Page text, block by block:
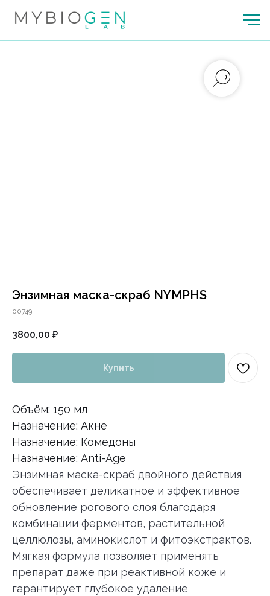
Энзимная маска-скраб NYMPHS
00749
3800,00 ₽
Купить
Энзимная маска-скраб двойного действия
обеспечивает деликатное и эффективное
обновление рогового слоя благодаря
комбинации ферментов, растительной
целлюлозы, аминокислот и фитоэкстрактов.
Мягкая формула позволяет применять
препарат даже при реактивной коже и
гарантирует глубокое удаление
Объём: 150 мл
Назначение: Акне
Назначение: Комедоны
Назначение: Anti-Age